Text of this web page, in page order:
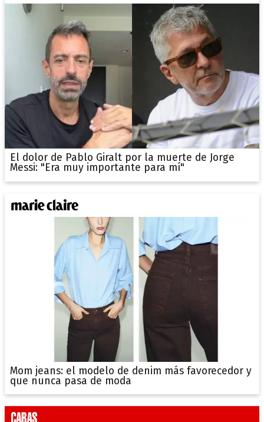
El dolor de Pablo Giralt por la muerte de Jorge
Messi: "Era muy importante para mí"
Mom jeans: el modelo de denim más favorecedor y
que nunca pasa de moda